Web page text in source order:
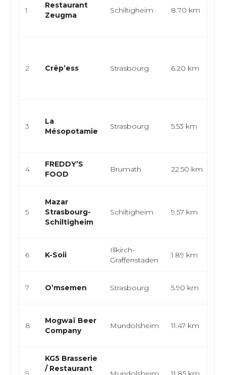
1
Restaurant
Zeugma
Schiltigheim 8.70 km
2 Crêp’ess Strasbourg 6.20 km
3
La
Mésopotamie
Strasbourg 5.53 km
4
FREDDY’S
FOOD
Brumath 22.50 km
5
Mazar
Strasbourg-
Schiltigheim
Schiltigheim 9.57 km
6 K-Soii
Illkirch-
Graffenstaden
1.89 km
7 O’msemen Strasbourg 5.90 km
8
Mogwaï Beer
Company
Mundolsheim 11.47 km
KG5 Brasserie
/ Restaurant